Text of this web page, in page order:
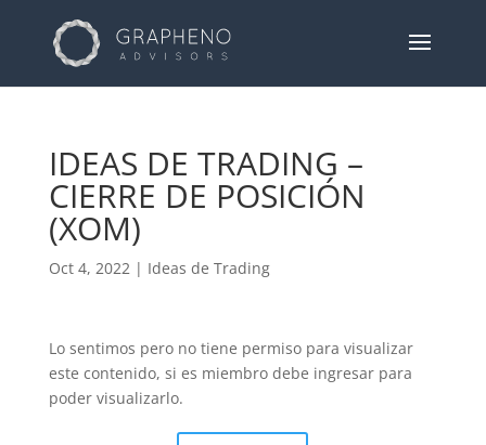
IDEAS DE TRADING –
CIERRE DE POSICIÓN
(XOM)
Oct 4, 2022| Ideas de Trading
Lo sentimos pero no tiene permiso para visualizar
este contenido, si es miembro debe ingresar para
poder visualizarlo.